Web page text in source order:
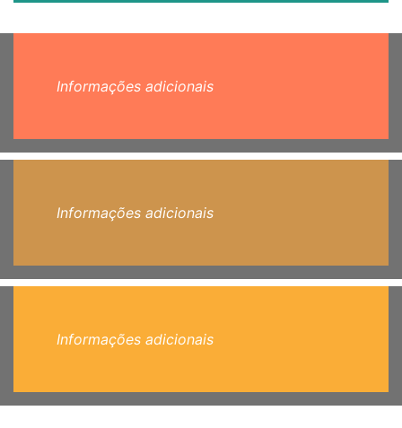
Informações adicionais
Informações adicionais
Informações adicionais